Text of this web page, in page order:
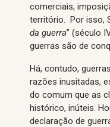
comerciais,
território. Por isso,
da guerra” (século
guerras são de
Há, contudo,
razões inusitadas,
do comum que as
histórico, inúteis.
declaração de